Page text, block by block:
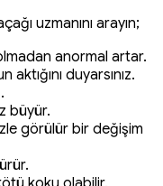
uzmanını arayın;
anormal artar.
duyarsınız.
büyür.
görülür bir değişim